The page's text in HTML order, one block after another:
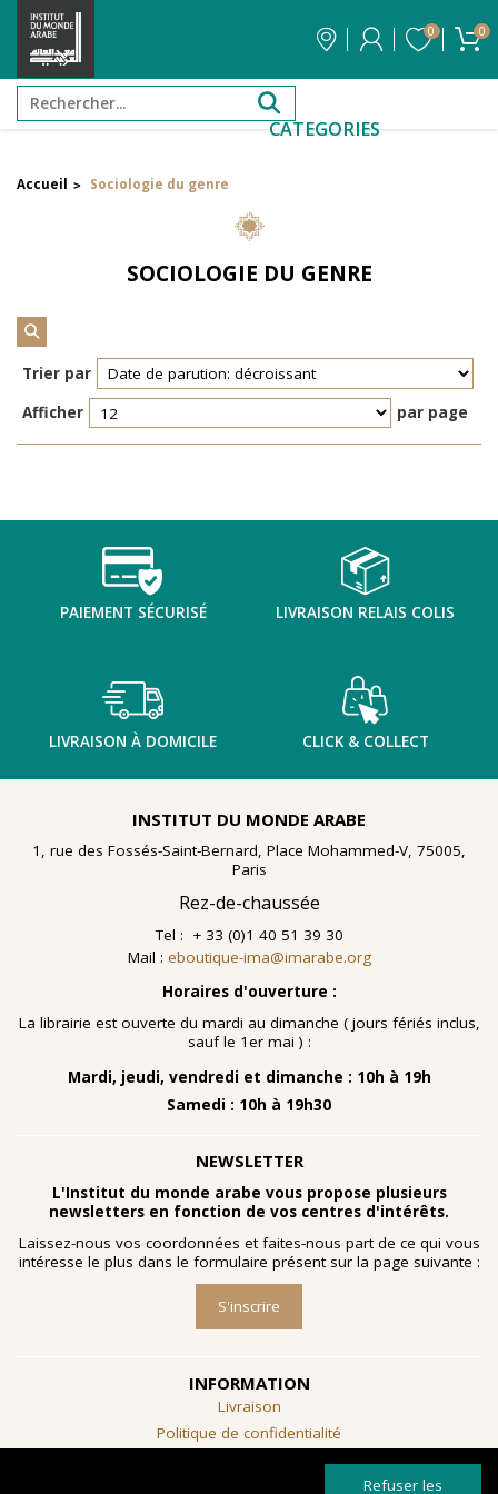
0 0
CATEGORIES
Filtrer par attribut
Réinitialiser les filtres
TENTER L'ART POUR SOIGNER
En 2021, le musée de l'IMA reçoit une généreuse donation
: un ensemble d'archives, de céramiques peintes et de
nombreuses planches dessinées à la gouache, exécutées
à la fin des année 1960 au cours d'ateliers de
menés à l'hôpital psychiatrique de Blida-
emblématique de Frantz Fanon.
Accueil > Sociologie du genre
SOCIOLOGIE DU GENRE
Trier par
Afficher
par page
PAIEMENT SÉCURISÉ LIVRAISON RELAIS COLIS
LIVRAISON À DOMICILE CLICK & COLLECT
INSTITUT DU MONDE ARABE
1, rue des Fossés-Saint-Bernard, Place Mohammed-V, 75005,
Paris
Rez-de-chaussée
Tel : + 33 (0)1 40 51 39 30
Mail : eboutique-ima@imarabe.org
Horaires d'ouverture :
La librairie est ouverte du mardi au dimanche ( jours fériés inclus,
sauf le 1er mai ) :
Mardi, jeudi, vendredi et dimanche : 10h à 19h
Samedi : 10h à 19h30
NEWSLETTER
L'Institut du monde arabe vous propose plusieurs
newsletters en fonction de vos centres d'intérêts.
Laissez-nous vos coordonnées et faites-nous part de ce qui vous
intéresse le plus dans le formulaire présent sur la page suivante :
S'inscrire
INFORMATION
Livraison
Politique de confidentialité
Refuser les